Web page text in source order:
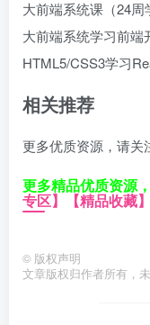
大前端系统课（24周
大前端系统学习前端
HTML5/CSS3学习
相关推荐
更多优质资源，请
更多精品优质资源
专区】 【精品收藏】
© 版权声明
文章版权归作者所有，